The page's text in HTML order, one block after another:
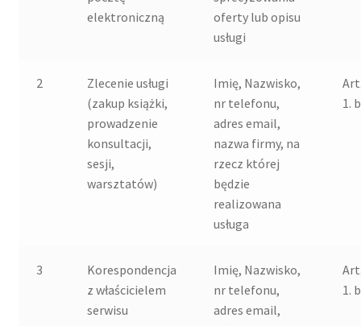
elektroniczną
oferty lub opisu
usługi
2
Zlecenie usługi
(zakup książki,
prowadzenie
konsultacji,
sesji,
warsztatów)
Imię, Nazwisko,
nr telefonu,
adres email,
nazwa firmy, na
rzecz której
będzie
realizowana
usługa
1.
3
Korespondencja
z właścicielem
serwisu
Imię, Nazwisko,
nr telefonu,
adres email,
1.